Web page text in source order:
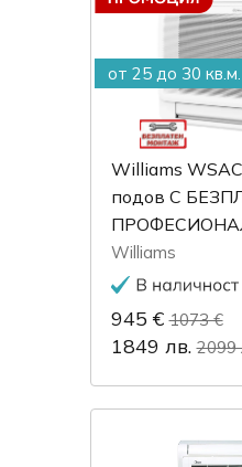
от 25 до 30 кв.м.
Williams
подов С
Williams
945 € 1073 €
1849 лв. 2099